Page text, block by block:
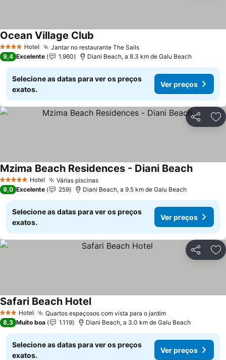
4 EstrelasHotel Jantar no restaurante The Sails
Ocean Village Club
9,4 Excelente 1.960 Diani Beach, a 8.3 km de Galu Beach
Selecione as datas para ver os preços
exatos.
Ver preços
Partilhar
5 Estrelas Hotel Várias piscinas
Mzima Beach Residences - Diani Beach
9,0 Excelente 259 Diani Beach, a 9.5 km de Galu Beach
Selecione as datas para ver os preços
exatos.
Ver preços
Partilhar
3 EstrelasHotel Quartos espaçosos com vista para o jardim
Safari Beach Hotel
8,3 Muito boa 1.119 Diani Beach, a 3.0 km de Galu Beach
Selecione as datas para ver os preços
exatos.
Ver preços